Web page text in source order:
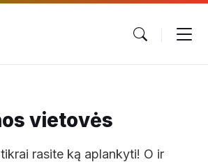
vietovės
rasite ką aplankyti! O ir